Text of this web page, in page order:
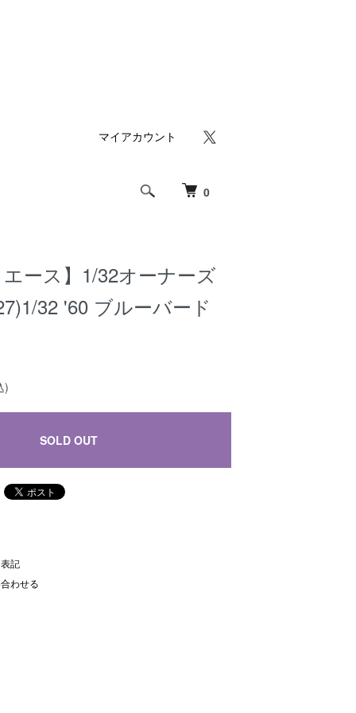
0
マイアカウント
ース】1/32オーナーズ
32 '60 ブルーバード
)
SOLD OUT
記
わせる